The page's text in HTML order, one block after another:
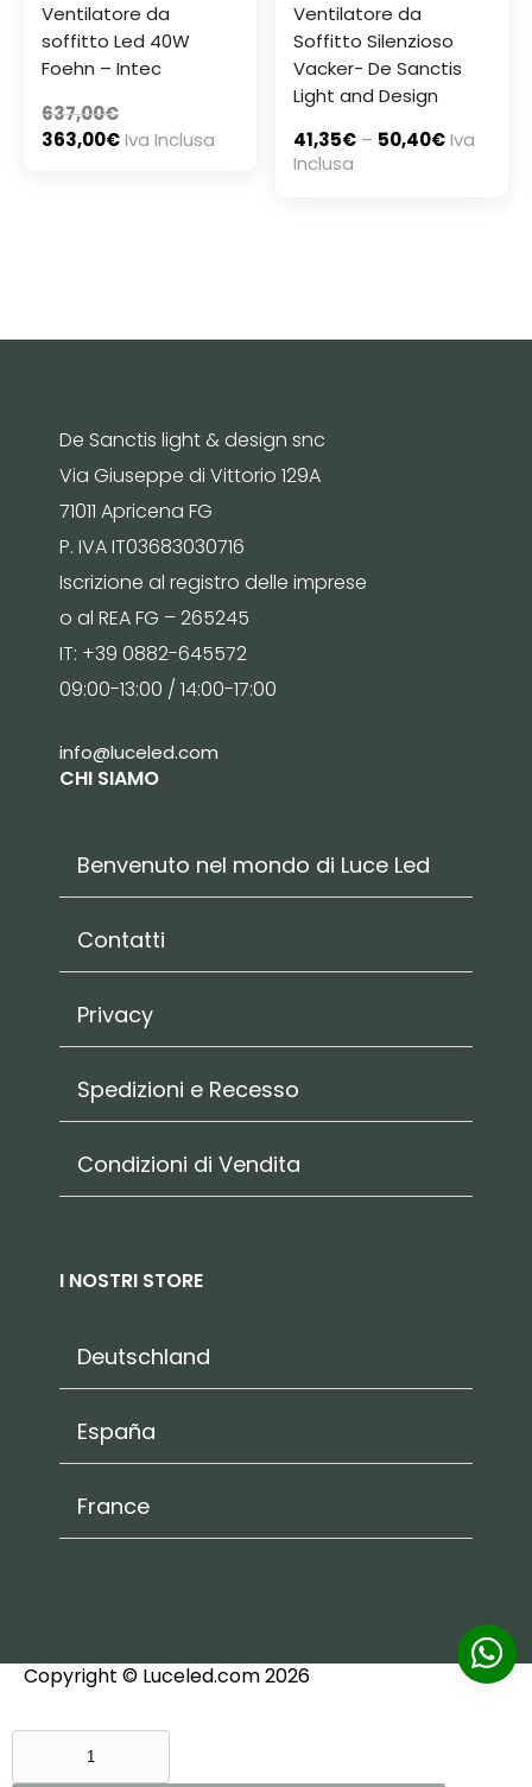
Ventilatore da
soffitto Led 40W
Foehn – Intec
637,00€
363,00€Iva Inclusa
Ventilatore da
Soffitto Silenzioso
Vacker- De Sanctis
Light and Design
41,35€ – 50,40€Iva
Inclusa
De Sanctis light & design snc
Via Giuseppe di Vittorio 129A
71011 Apricena FG
P. IVA IT03683030716
Iscrizione al registro delle imprese
o al REA FG – 265245
IT: +39 0882-645572
09:00-13:00 / 14:00-17:00
info@luceled.com
CHI SIAMO
Benvenuto nel mondo di Luce Led
Contatti
Privacy
Spedizioni e Recesso
Condizioni di Vendita
I NOSTRI STORE
Deutschland
España
France
Copyright © Luceled.com 2026